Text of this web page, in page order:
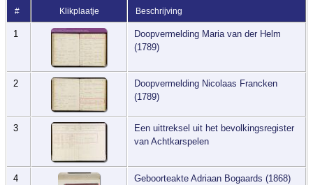
# Klikplaatje Beschrijving
1
Doopvermelding Maria van der Helm
(1789)
2
Doopvermelding Nicolaas Francken
(1789)
3
Een uittreksel uit het bevolkingsregister
van Achtkarspelen
4 Geboorteakte Adriaan Bogaards (1868)